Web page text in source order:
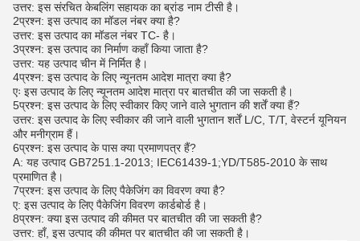
उत्तर: इस संरचित केबलिंग सहायक का ब्रांड नाम टीसी है।
2प्रश्न: इस उत्पाद का मॉडल नंबर क्या है?
उत्तर: इस उत्पाद का मॉडल नंबर TC- है।
3प्रश्न: इस उत्पाद का निर्माण कहाँ किया जाता है?
उत्तर: यह उत्पाद चीन में निर्मित है।
4प्रश्न: इस उत्पाद के लिए न्यूनतम आदेश मात्रा क्या है?
एः इस उत्पाद के लिए न्यूनतम आदेश मात्रा पर बातचीत की जा सकती है।
5प्रश्न: इस उत्पाद के लिए स्वीकार किए जाने वाले भुगतान की शर्तें क्या हैं?
उत्तर: इस उत्पाद के लिए स्वीकार की जाने वाली भुगतान शर्तें L/C, T/T, वेस्टर्न यूनियन
और मनीग्राम हैं।
6प्रश्न: इस उत्पाद के पास क्या प्रमाणपत्र हैं?
A: यह उत्पाद GB7251.1-2013; IEC61439-1;YD/T585-2010 के साथ
प्रमाणित है।
7प्रश्न: इस उत्पाद के लिए पैकेजिंग का विवरण क्या है?
ए: इस उत्पाद के लिए पैकेजिंग विवरण कार्डबोर्ड है।
8प्रश्न: क्या इस उत्पाद की कीमत पर बातचीत की जा सकती है?
उत्तर: हाँ, इस उत्पाद की कीमत पर बातचीत की जा सकती है।